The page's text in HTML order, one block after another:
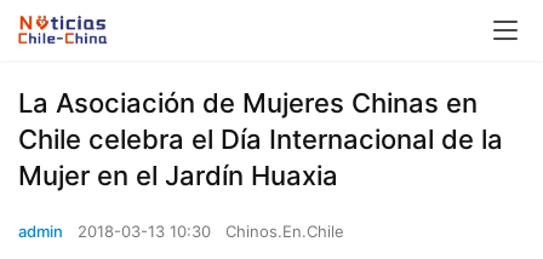
La Asociación de Mujeres Chinas en
Chile celebra el Día Internacional de la
Mujer en el Jardín Huaxia
admin 2018-03-13 10:30 Chinos.En.Chile